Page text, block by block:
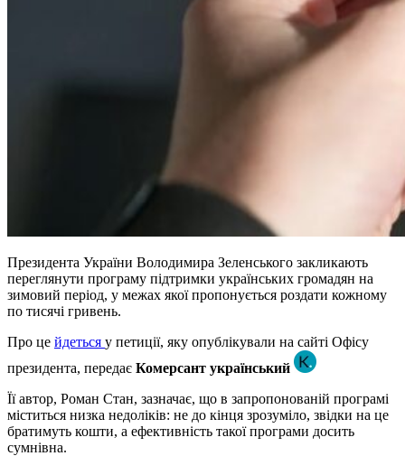
Президента України Володимира Зеленського закликають
переглянути програму підтримки українських громадян на
зимовий період, у межах якої пропонується роздати кожному
по тисячі гривень.
Про це йдеться у петиції, яку опублікували на сайті Офісу
президента, передає Комерсант український
Її автор, Роман Стан, зазначає, що в запропонованій програмі
міститься низка недоліків: не до кінця зрозуміло, звідки на це
братимуть кошти, а ефективність такої програми досить
сумнівна.